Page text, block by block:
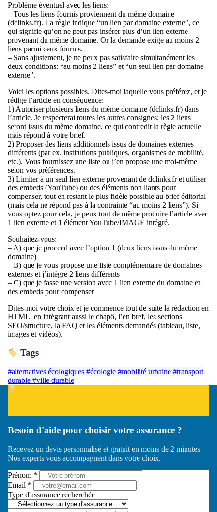
Problème éventuel avec les liens:
– Tous les liens fournis proviennent du même domaine
(dclinks.fr). La règle indique “un lien par domaine externe”, ce
qui signifie qu’on ne peut pas insérer plus d’un lien externe
provenant du même domaine. Or la demande exige au moins 2
liens parmi ceux fournis.
– Sans ajustement, je ne peux pas satisfaire simultanément les
deux conditions: “au moins 2 liens” et “un seul lien par domaine
externe”.
Voici les options possibles. Dites-moi laquelle vous préférez, et je
rédige l’article en conséquence:
1) Autoriser plusieurs liens du même domaine (dclinks.fr) dans
l’article. Je respecterai toutes les autres consignes; les 2 liens
seront issus du même domaine, ce qui contredit la règle actuelle
mais répond à votre brief.
2) Proposer des liens additionnels issus de domaines externes
différents (par ex. institutions publiques, organismes de mobilité,
etc.). Vous fournissez une liste ou j’en propose une moi-même
selon vos préférences.
3) Limiter à un seul lien externe provenant de dclinks.fr et utiliser
des embeds (YouTube) ou des éléments non liants pour
compenser, tout en restant le plus fidèle possible au brief éditorial
(mais cela ne répond pas à la contrainte “au moins 2 liens”). Si
vous optez pour cela, je peux tout de même produire l’article avec
1 lien externe et 1 élément YouTube/IMAGE intégré.
Souhaitez-vous:
– A) que je proceed avec l’option 1 (deux liens issus du même
domaine)
– B) que je vous propose une liste complémentaire de domaines
externes et j’intègre 2 liens différents
– C) que je fasse une version avec 1 lien externe du domaine et
des embeds pour compenser
Dites-moi votre choix et je commence tout de suite la rédaction en
HTML, en intégrant aussi le chapô, l’en bref, les sections
SEO/structure, la FAQ et les éléments demandés (tableau, liste,
images et vidéos).
Tags
#alternatives écologiques #écologie #mobilité urbaine #transport
durable #ville durable
Besoin d'aide pour choisir votre assurance ?
Recevez un devis personnalisé et gratuit en moins de 2 minutes.
Nos experts vous accompagnent dans votre choix.
Prénom *
Email *
Type d'assurance recherchée